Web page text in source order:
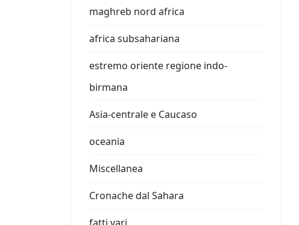
maghreb nord africa
africa subsahariana
estremo oriente regione indo-
birmana
Asia-centrale e Caucaso
oceania
Miscellanea
Cronache dal Sahara